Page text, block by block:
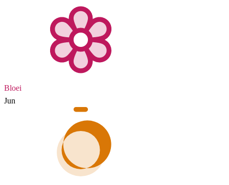
Bloei
Jun